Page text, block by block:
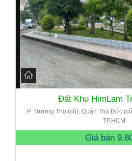
Đất Khu HimLam
P. Trường Thọ (cũ), Quận Thủ Đức
TP.HCM
Giá bán